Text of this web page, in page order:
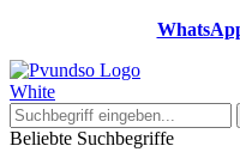
Beliebte Suchbegriffe